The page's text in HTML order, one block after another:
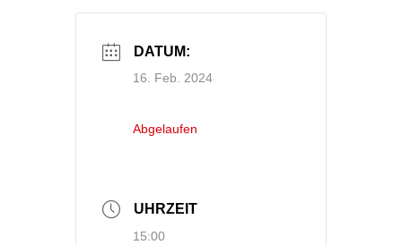
DATUM:
16. Feb. 2024
Abgelaufen
UHRZEIT
15:00